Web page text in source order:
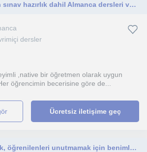
Her seviyeye uygun sınav hazırlık dahil Almanca dersleri veriyorum
dersler
,native bir öğretmen olarak uygun
öğrencimin becerisine göre de...
Ücretsiz iletişime geç
Eğlenerek öğrenmek, öğrenilenleri unutmamak için benimle iletişime geçin🌷